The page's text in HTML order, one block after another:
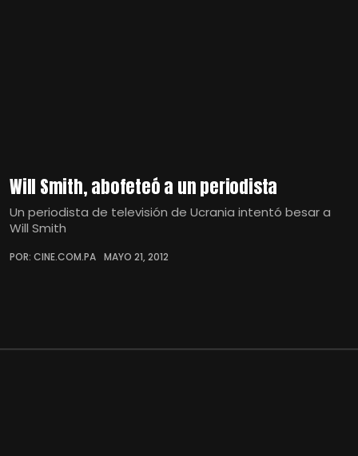
Will Smith, abofeteó a un periodista
Un periodista de televisión de Ucrania intentó besar a
Will Smith
POR: CINE.COM.PA MAYO 21, 2012